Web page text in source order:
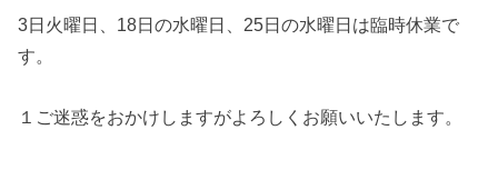
3日火曜日、18日の水曜日、25日の水曜日は臨時休業で
す。
１ご迷惑をおかけしますがよろしくお願いいたします。